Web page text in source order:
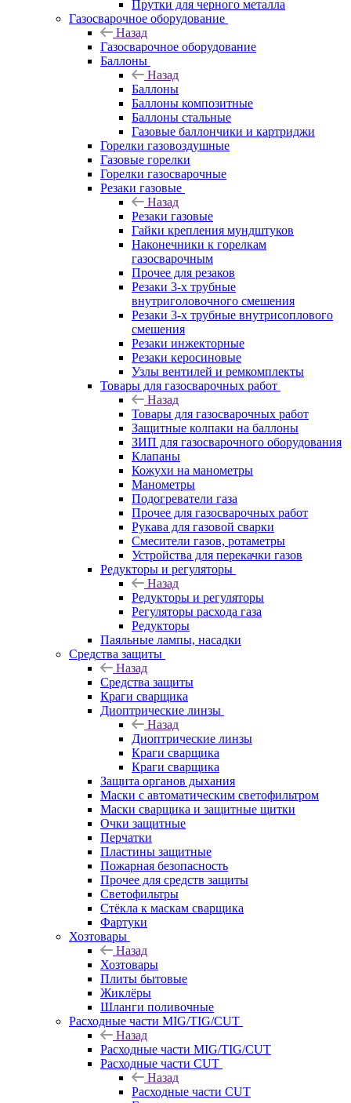
Прутки для черного металла
Газосварочное оборудование
Назад
Газосварочное оборудование
Баллоны
Назад
Баллоны
Баллоны композитные
Баллоны стальные
Газовые баллончики и картриджи
Горелки газовоздушные
Газовые горелки
Горелки газосварочные
Резаки газовые
Назад
Резаки газовые
Гайки крепления мундштуков
Наконечники к горелкам
газосварочным
Прочее для резаков
Резаки 3-х трубные
внутриголовочного смешения
Резаки 3-х трубные внутрисоплового
смешения
Резаки инжекторные
Резаки керосиновые
Узлы вентилей и ремкомплекты
Товары для газосварочных работ
Назад
Товары для газосварочных работ
Защитные колпаки на баллоны
ЗИП для газосварочного оборудования
Клапаны
Кожухи на манометры
Манометры
Подогреватели газа
Прочее для газосварочных работ
Рукава для газовой сварки
Смесители газов, ротаметры
Устройства для перекачки газов
Редукторы и регуляторы
Назад
Редукторы и регуляторы
Регуляторы расхода газа
Редукторы
Паяльные лампы, насадки
Средства защиты
Назад
Средства защиты
Краги сварщика
Диоптрические линзы
Назад
Диоптрические линзы
Краги сварщика
Краги сварщика
Защита органов дыхания
Маски с автоматическим светофильтром
Маски сварщика и защитные щитки
Очки защитные
Перчатки
Пластины защитные
Пожарная безопасность
Прочее для средств защиты
Светофильтры
Стёкла к маскам сварщика
Фартуки
Хозтовары
Назад
Хозтовары
Плиты бытовые
Жиклёры
Шланги поливочные
Расходные части MIG/TIG/CUT
Назад
Расходные части MIG/TIG/CUT
Расходные части CUT
Назад
Расходные части CUT